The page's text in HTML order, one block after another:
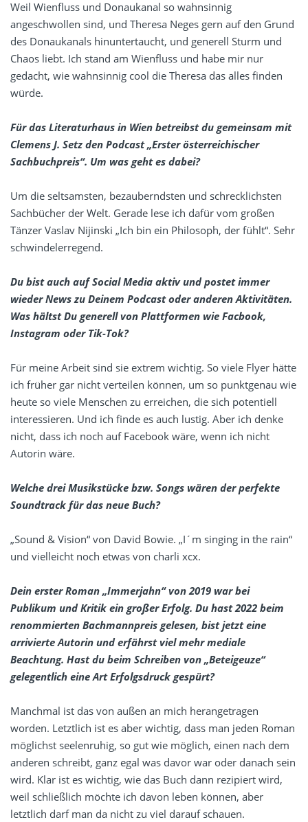
Weil Wienfluss und Donaukanal so wahnsinnig
angeschwollen sind, und Theresa Neges gern auf den Grund
des Donaukanals hinuntertaucht, und generell Sturm und
Chaos liebt. Ich stand am Wienfluss und habe mir nur
gedacht, wie wahnsinnig cool die Theresa das alles finden
würde.
Für das Literaturhaus in Wien betreibst du gemeinsam mit
Clemens J. Setz den Podcast „Erster österreichischer
Sachbuchpreis“. Um was geht es dabei?
Um die seltsamsten, bezauberndsten und schrecklichsten
Sachbücher der Welt. Gerade lese ich dafür vom großen
Tänzer Vaslav Nijinski „Ich bin ein Philosoph, der fühlt“. Sehr
schwindelerregend.
Du bist auch auf Social Media aktiv und postet immer
wieder News zu Deinem Podcast oder anderen Aktivitäten.
Was hältst Du generell von Plattformen wie Facbook,
Instagram oder Tik-Tok?
Für meine Arbeit sind sie extrem wichtig. So viele Flyer hätte
ich früher gar nicht verteilen können, um so punktgenau wie
heute so viele Menschen zu erreichen, die sich potentiell
interessieren. Und ich finde es auch lustig. Aber ich denke
nicht, dass ich noch auf Facebook wäre, wenn ich nicht
Autorin wäre.
Welche drei Musikstücke bzw. Songs wären der perfekte
Soundtrack für das neue Buch?
„Sound & Vision“ von David Bowie. „I´m singing in the rain“
und vielleicht noch etwas von charli xcx.
Dein erster Roman „Immerjahn“ von 2019 war bei
Publikum und Kritik ein großer Erfolg. Du hast 2022 beim
renommierten Bachmannpreis gelesen, bist jetzt eine
arrivierte Autorin und erfährst viel mehr mediale
Beachtung. Hast du beim Schreiben von „Beteigeuze“
gelegentlich eine Art Erfolgsdruck gespürt?
Manchmal ist das von außen an mich herangetragen
worden. Letztlich ist es aber wichtig, dass man jeden Roman
möglichst seelenruhig, so gut wie möglich, einen nach dem
anderen schreibt, ganz egal was davor war oder danach sein
wird. Klar ist es wichtig, wie das Buch dann rezipiert wird,
weil schließlich möchte ich davon leben können, aber
letztlich darf man da nicht zu viel darauf schauen.